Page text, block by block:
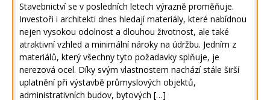
Stavebnictví se v posledních letech výrazně proměňuje.
Investoři i architekti dnes hledají materiály, které nabídnou
nejen vysokou odolnost a dlouhou životnost, ale také
atraktivní vzhled a minimální nároky na údržbu. Jedním z
materiálů, který všechny tyto požadavky splňuje, je
nerezová ocel. Díky svým vlastnostem nachází stále širší
uplatnění při výstavbě průmyslových objektů,
administrativních budov, bytových […]